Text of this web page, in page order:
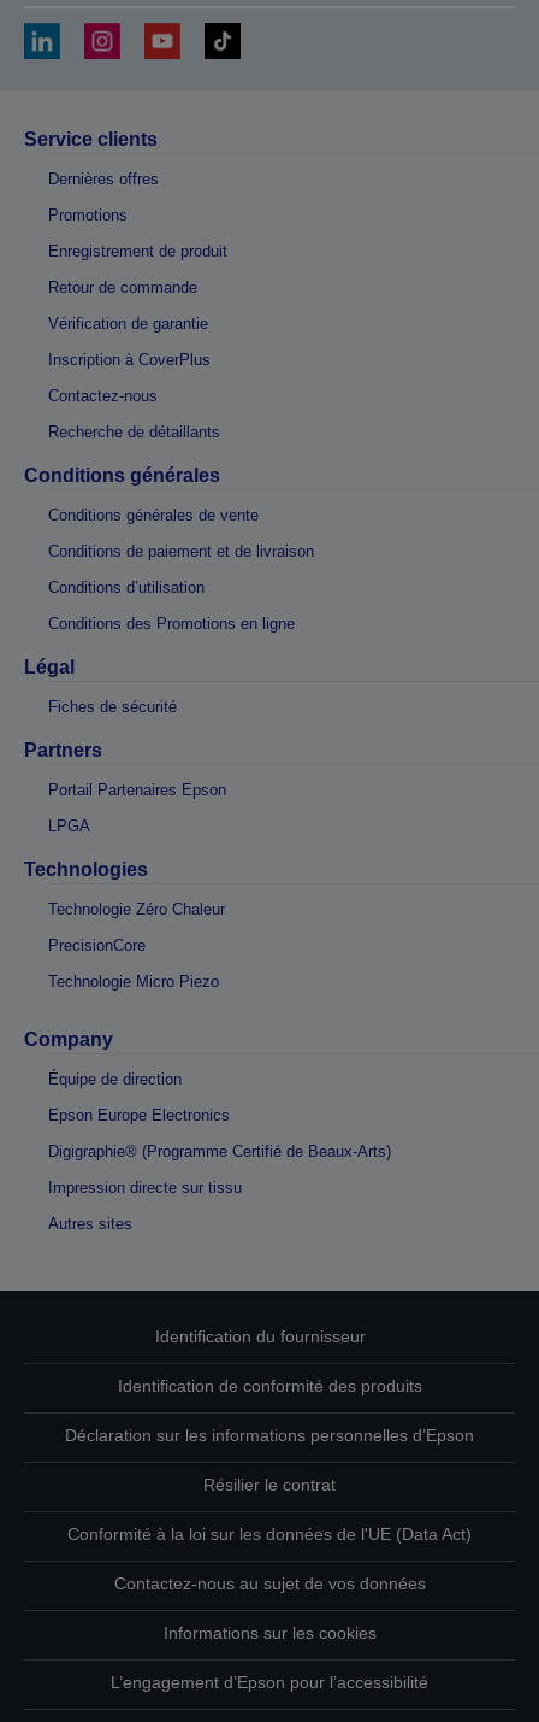
Service clients
Dernières offres
Promotions
Enregistrement de produit
Retour de commande
Vérification de garantie
Inscription à CoverPlus
Contactez-nous
Recherche de détaillants
Conditions générales
Conditions générales de vente
Conditions de paiement et de livraison
Conditions d’utilisation
Conditions des Promotions en ligne
Légal
Fiches de sécurité
Partners
Portail Partenaires Epson
LPGA
Technologies
Technologie Zéro Chaleur
PrecisionCore
Technologie Micro Piezo
Company
Équipe de direction
Epson Europe Electronics
Digigraphie® (Programme Certifié de Beaux-Arts)
Impression directe sur tissu
Autres sites
Identification du fournisseur
Identification de conformité des produits
Déclaration sur les informations personnelles d’Epson
Résilier le contrat
Conformité à la loi sur les données de l'UE (Data Act)
Contactez-nous au sujet de vos données
Informations sur les cookies
L’engagement d’Epson pour l’accessibilité